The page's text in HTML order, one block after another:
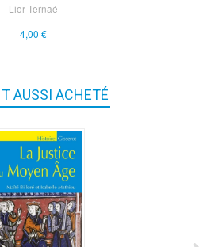
Lior Ternaé
4,00 €
AUSSI ACHETÉ